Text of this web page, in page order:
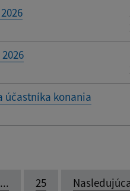
účastníka konania
... 25